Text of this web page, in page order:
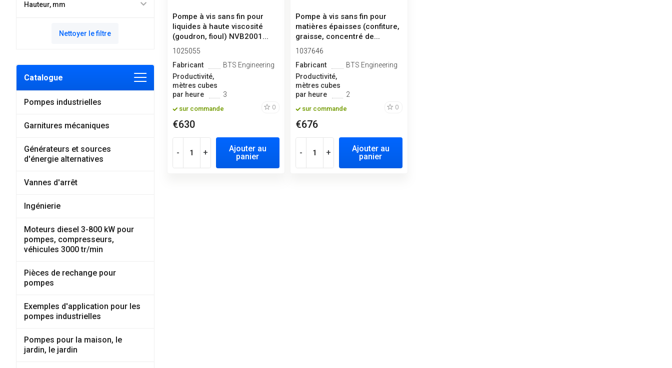
Hauteur, mm
Nettoyer le filtre
Catalogue
Pompes industrielles
Garnitures mécaniques
Générateurs et sources
d'énergie alternatives
Vannes d'arrêt
Ingénierie
Moteurs diesel 3-800 kW pour
pompes, compresseurs,
véhicules 3000 tr/min
Pièces de rechange pour
pompes
Exemples d'application pour les
pompes industrielles
Pompes pour la maison, le
jardin, le jardin
Pompe à vis sans fin pour
liquides à haute viscosité
(goudron, fioul) NVB2001...
1025055
Fabricant
BTS Engineering
Productivité,
mètres cubes
par heure
3
sur commande 0
€630
- +
Ajouter au
panier
Pompe à vis sans fin pour
matières épaisses (confiture,
graisse, concentré de...
1037646
Fabricant
BTS Engineering
Productivité,
mètres cubes
par heure
2
sur commande 0
€676
- +
Ajouter au
panier